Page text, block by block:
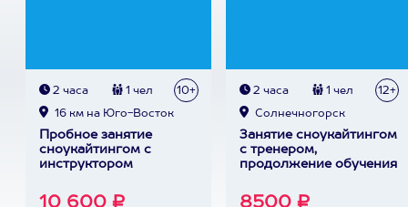
2 часа 1 чел 10+
16 км на Юго-Восток
Пробное занятие
сноукайтингом с
инструктором
10 600 ₽
2 часа 1 чел 12+
Солнечногорск
Занятие сноукайтингом
с тренером,
продолжение обучения
8500 ₽